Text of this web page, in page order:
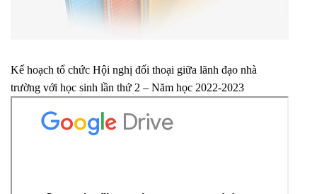
Kế hoạch tổ chức Hội nghị đối thoại giữa lãnh đạo nhà
trường với học sinh lần thứ 2 – Năm học 2022-2023